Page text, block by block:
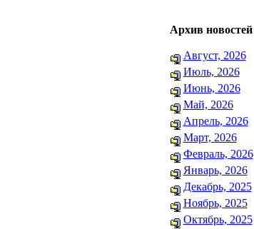
Архив новостей
Август, 2026
Июль, 2026
Июнь, 2026
Май, 2026
Апрель, 2026
Март, 2026
Февраль, 2026
Январь, 2026
Декабрь, 2025
Ноябрь, 2025
Октябрь, 2025